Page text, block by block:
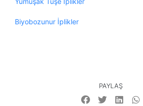
Biyobozunur İplikler
PAYLAŞ